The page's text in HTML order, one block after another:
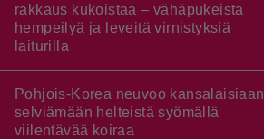
rakkaus kukoistaa – vähäpukeista
hempeilyä ja leveitä virnistyksiä
laiturilla
Pohjois-Korea neuvoo kansalaisiaan
selviämään helteistä syömällä
viilentävää koiraa